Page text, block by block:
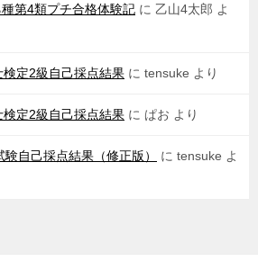
第4類プチ合格体験記 に 乙山4太郎 よ
定2級自己採点結果 に tensuke より
定2級自己採点結果 に ぱお より
験自己採点結果（修正版） に tensuke よ